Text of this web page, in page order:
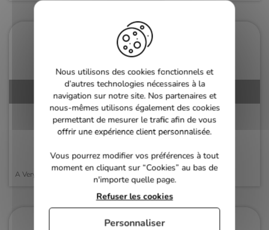
Épuisé
A Very British Gangster - Blu-ray
Nous utilisons des cookies fonctionnels et
d’autres technologies nécessaires à la
navigation sur notre site. Nos partenaires et
nous-mêmes utilisons également des cookies
permettant de mesurer le trafic afin de vous
offrir une expérience client personnalisée.
Vous pourrez modifier vos préférences à tout
moment en cliquant sur “Cookies” au bas de
n'importe quelle page.
Refuser les cookies
Personnaliser